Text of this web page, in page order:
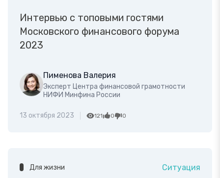
Интервью с топовыми гостями
Московского финансового форума
2023
Пименова Валерия
Эксперт Центра финансовой грамотности
НИФИ Минфина России
13 октября 2023 121 0 0
Для жизни Ситуация